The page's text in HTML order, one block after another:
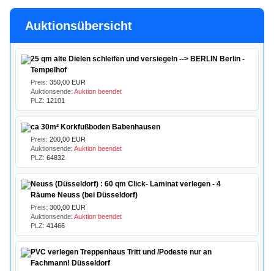
Auktionsübersicht
25 qm alte Dielen schleifen und versiegeln --> BERLIN Berlin -
Tempelhof
Preis: 350,00 EUR
Auktionsende: Auktion beendet
PLZ: 12101
ca 30m² Korkfußboden Babenhausen
Preis: 200,00 EUR
Auktionsende: Auktion beendet
PLZ: 64832
Neuss (Düsseldorf) : 60 qm Click- Laminat verlegen - 4
Räume Neuss (bei Düsseldorf)
Preis: 300,00 EUR
Auktionsende: Auktion beendet
PLZ: 41466
PVC verlegen Treppenhaus Tritt und /Podeste nur an
Fachmann! Düsseldorf